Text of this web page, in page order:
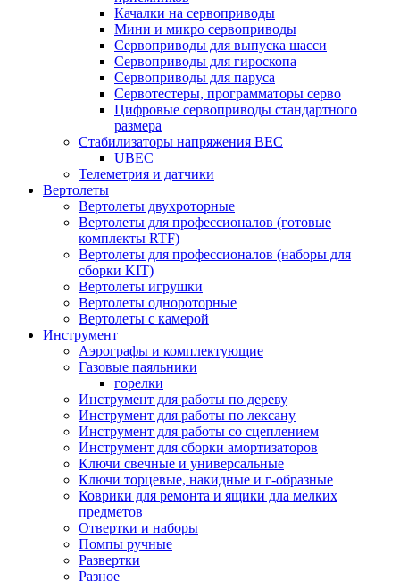
Качалки на сервоприводы
Мини и микро сервоприводы
Сервоприводы для выпуска шасси
Сервоприводы для гироскопа
Сервоприводы для паруса
Сервотестеры, программаторы серво
Цифровые сервоприводы стандартного
размера
Стабилизаторы напряжения BEC
UBEC
Телеметрия и датчики
Вертолеты
Вертолеты двухроторные
Вертолеты для профессионалов (готовые
комплекты RTF)
Вертолеты для профессионалов (наборы для
сборки KIT)
Вертолеты игрушки
Вертолеты однороторные
Вертолеты с камерой
Инструмент
Аэрографы и комплектующие
Газовые паяльники
горелки
Инструмент для работы по дереву
Инструмент для работы по лексану
Инструмент для работы со сцеплением
Инструмент для сборки амортизаторов
Ключи свечные и универсальные
Ключи торцевые, накидные и г-образные
Коврики для ремонта и ящики дла мелких
предметов
Отвертки и наборы
Помпы ручные
Развертки
Разное